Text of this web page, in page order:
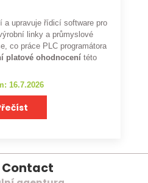
a upravuje řídicí software pro
linky a průmyslové
co práce PLC programátora
platové ohodnocení této
16.7.2026
Contact